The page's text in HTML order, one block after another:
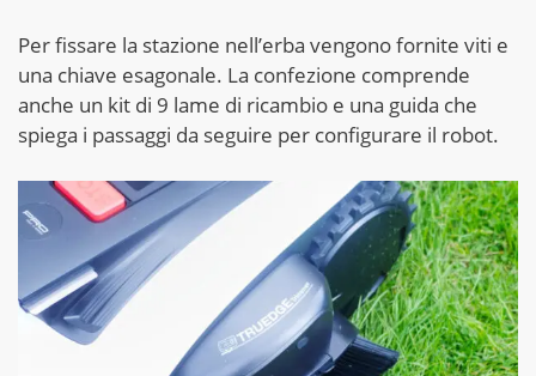
Per fissare la stazione nell’erba vengono fornite viti e
una chiave esagonale. La confezione comprende
anche un kit di 9 lame di ricambio e una guida che
spiega i passaggi da seguire per configurare il robot.